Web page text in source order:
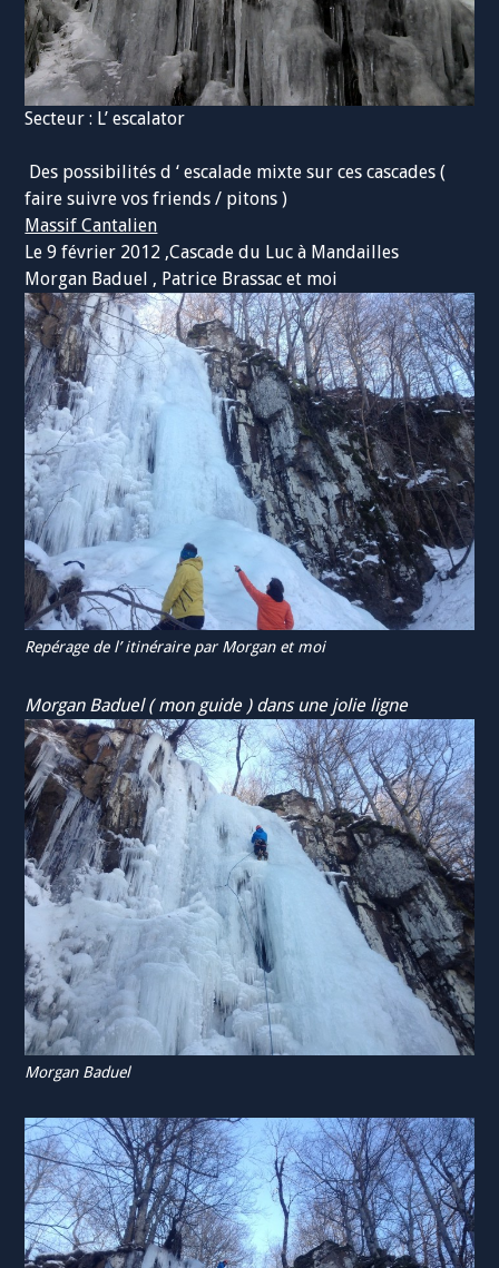
Secteur : L’ escalator
Des possibilités d ‘ escalade mixte sur ces cascades (
faire suivre vos friends / pitons )
Massif Cantalien
Le 9 février 2012 ,Cascade du Luc à Mandailles
Morgan Baduel , Patrice Brassac et moi
Repérage de l’ itinéraire par Morgan et moi
Morgan Baduel ( mon guide ) dans une jolie ligne
Morgan Baduel